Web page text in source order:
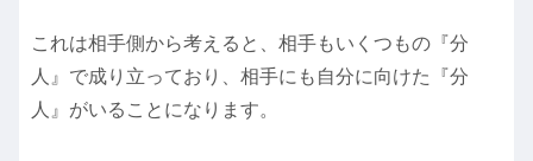
これは相手側から考えると、相手もいくつもの『分
人』で成り立っており、相手にも自分に向けた『分
人』がいることになります。